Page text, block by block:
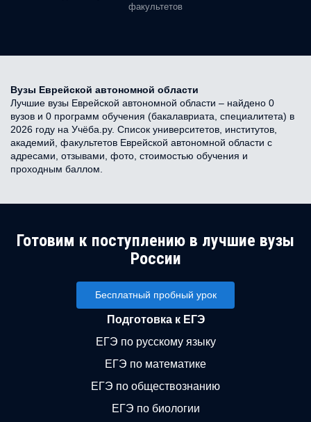
факультетов
Вузы Еврейской автономной области
Лучшие вузы Еврейской автономной области – найдено 0
вузов и 0 программ обучения (бакалавриата, специалитета) в
2026 году на Учёба.ру. Список университетов, институтов,
академий, факультетов Еврейской автономной области с
адресами, отзывами, фото, стоимостью обучения и
проходным баллом.
Готовим к поступлению в лучшие вузы
России
Бесплатный пробный урок
Подготовка к ЕГЭ
ЕГЭ по русскому языку
ЕГЭ по математике
ЕГЭ по обществознанию
ЕГЭ по биологии